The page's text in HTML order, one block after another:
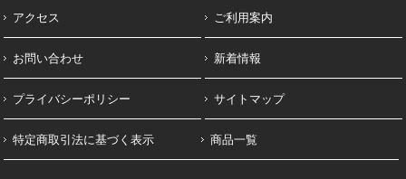
アクセス ご利用案内
お問い合わせ 新着情報
プライバシーポリシー サイトマップ
特定商取引法に基づく表示 商品一覧